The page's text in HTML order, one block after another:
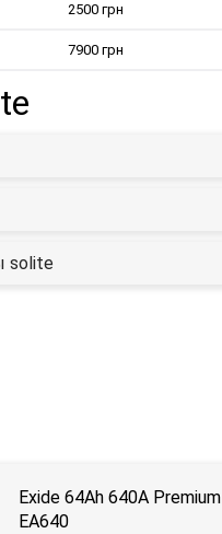
2500 грн
7900 грн
solite
Exide 64Ah 640A Premium
EA640